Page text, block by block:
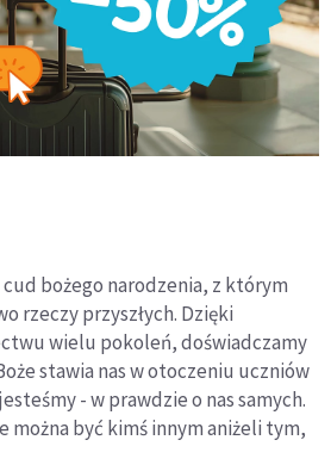
bożego narodzenia, z którym
rzeczy przyszłych. Dzięki
wielu pokoleń, doświadczamy
stawia nas w otoczeniu uczniów
- w prawdzie o nas samych.
można być kimś innym aniżeli tym,